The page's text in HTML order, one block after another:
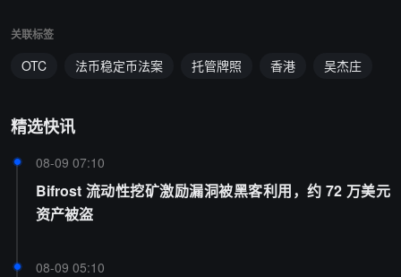
关联标签
OTC 法币稳定币法案 托管牌照 香港 吴杰庄
精选快讯
08-09 07:10
Bifrost 流动性挖矿激励漏洞被黑客利用，约 72 万美元
资产被盗
08-09 05:10